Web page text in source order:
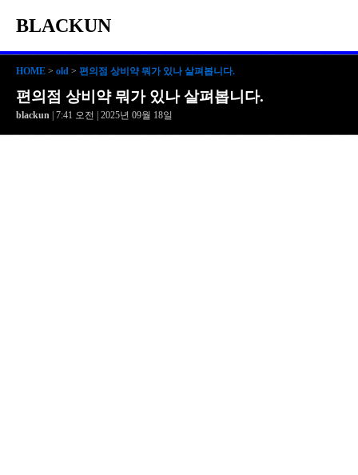
BLACKUN
HOME > old > 편의점 상비약 뭐가 있나 살펴봅니다.
편의점 상비약 뭐가 있나 살펴봅니다.
blackun | 7:41 오전 | 2025년 09월 18일